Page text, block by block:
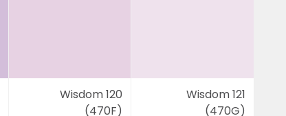
Wisdom 120
(470F)
Wisdom 121
(470G)